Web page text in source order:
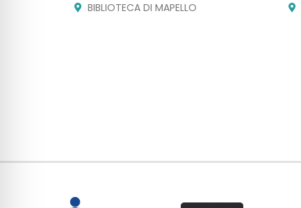
BIBLIOTECA DI MAPELLO